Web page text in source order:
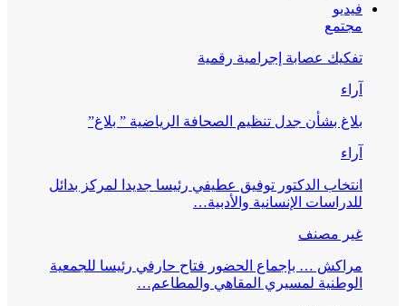
فيديو
مجتمع
تفكيك عصابة إجرامية رقمية
آراء
بلاغ بشأن جدل تنظيم الصحافة الرياضية ” بلاغ”
آراء
انتخاب الدكتور توفيق عطيفي رئيسا جديدا لمركز بدائل
للدراسات الإنسانية والأدبية…
غير مصنف
مراكش … بإجماع الحضور فتاح حارفي رئيسا للجمعية
الوطنية لمسيري المقاهي والمطاعم…